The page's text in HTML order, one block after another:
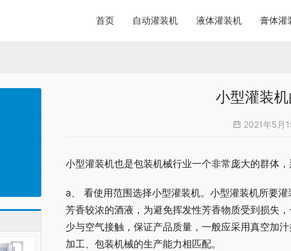
首页 自动灌装机 液体灌装机 膏体灌
小型灌装
2021年5月
小型灌装机也是包装机械行业一个非常庞大的群体
a、 看使用范围选择小型灌装机。小型灌装机所要
芳香较浓的酒液，为避免挥发性芳香物质受到损失
少与空气接触，保证产品质量，一般应采用真空加
加工、包装机械的生产能力相匹配。